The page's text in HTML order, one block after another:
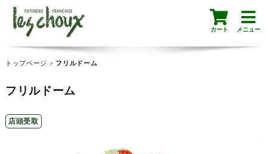
カート メニュー
トップページ > フリルドーム
フリルドーム
店頭受取